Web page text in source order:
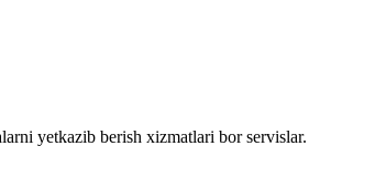
yetkazib berish xizmatlari bor servislar.